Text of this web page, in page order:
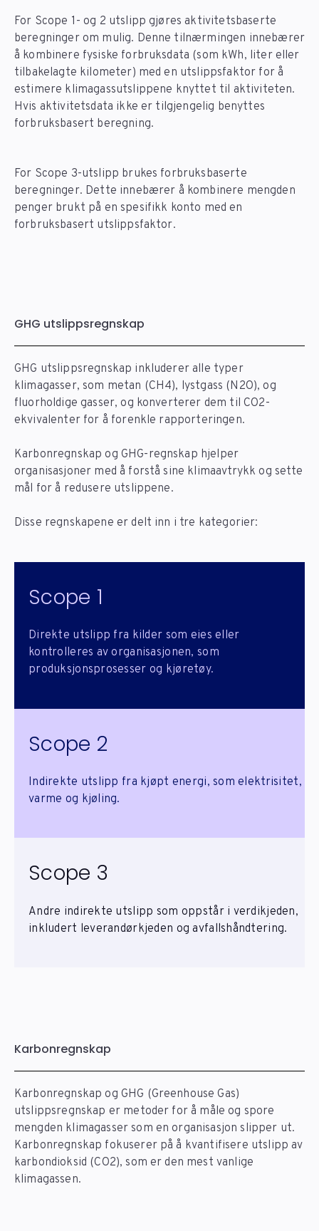
For Scope 1- og 2 utslipp gjøres aktivitetsbaserte
beregninger om mulig. Denne tilnærmingen innebærer
å kombinere fysiske forbruksdata (som kWh, liter eller
tilbakelagte kilometer) med en utslippsfaktor for å
estimere klimagassutslippene knyttet til aktiviteten.
Hvis aktivitetsdata ikke er tilgjengelig benyttes
forbruksbasert beregning.
For Scope 3-utslipp brukes forbruksbaserte
beregninger. Dette innebærer å kombinere mengden
penger brukt på en spesifikk konto med en
forbruksbasert utslippsfaktor.
GHG utslippsregnskap
GHG utslippsregnskap inkluderer alle typer
klimagasser, som metan (CH4), lystgass (N2O), og
fluorholdige gasser, og konverterer dem til CO2-
ekvivalenter for å forenkle rapporteringen.
Karbonregnskap og GHG-regnskap hjelper
organisasjoner med å forstå sine klimaavtrykk og sette
mål for å redusere utslippene.
Disse regnskapene er delt inn i tre kategorier:
Scope 1
Direkte utslipp fra kilder som eies eller
kontrolleres av organisasjonen, som
produksjonsprosesser og kjøretøy.
Scope 2
Indirekte utslipp fra kjøpt energi, som elektrisitet,
varme og kjøling.
Scope 3
Andre indirekte utslipp som oppstår i verdikjeden,
inkludert leverandørkjeden og avfallshåndtering.
Karbonregnskap
Karbonregnskap og GHG (Greenhouse Gas)
utslippsregnskap er metoder for å måle og spore
mengden klimagasser som en organisasjon slipper ut.
Karbonregnskap fokuserer på å kvantifisere utslipp av
karbondioksid (CO2), som er den mest vanlige
klimagassen.